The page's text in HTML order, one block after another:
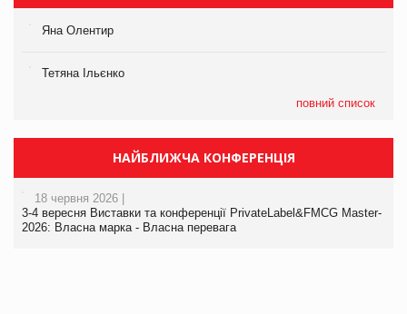
Яна Олентир
Тетяна Ільєнко
повний список
НАЙБЛИЖЧА КОНФЕРЕНЦІЯ
18 червня 2026 |
3-4 вересня Виставки та конференції PrivateLabel&FMCG Master-
2026: Власна марка - Власна перевага